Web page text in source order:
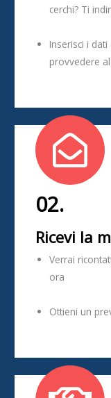
cerchi? Ti
Inserisci i
provvedere
02.
Ricevi la
Verrai
ora
Ottieni un